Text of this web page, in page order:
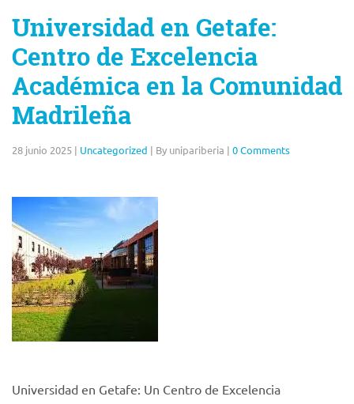
Universidad en Getafe:
Centro de Excelencia
Académica en la Comunidad
Madrileña
28 junio 2025 | Uncategorized | By unipariberia | 0 Comments
Universidad en Getafe: Un Centro de Excelencia